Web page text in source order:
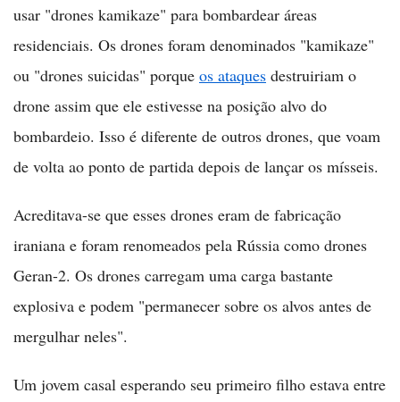
usar "drones kamikaze" para bombardear áreas
residenciais. Os drones foram denominados "kamikaze"
ou "drones suicidas" porque os ataques destruiriam o
drone assim que ele estivesse na posição alvo do
bombardeio. Isso é diferente de outros drones, que voam
de volta ao ponto de partida depois de lançar os mísseis.
Acreditava-se que esses drones eram de fabricação
iraniana e foram renomeados pela Rússia como drones
Geran-2. Os drones carregam uma carga bastante
explosiva e podem "permanecer sobre os alvos antes de
mergulhar neles".
Um jovem casal esperando seu primeiro filho estava entre